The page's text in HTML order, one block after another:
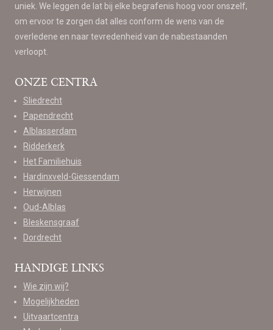
uniek. We leggen de lat bij elke begrafenis hoog voor onszelf,
om ervoor te zorgen dat alles conform de wens van de
overledene en naar tevredenheid van de nabestaanden
verloopt.
ONZE CENTRA
Sliedrecht
Papendrecht
Alblasserdam
Ridderkerk
Het Familiehuis
Hardinxveld-Giessendam
Herwijnen
Oud-Alblas
Bleskensgraaf
Dordrecht
HANDIGE LINKS
Wie zijn wij?
Mogelijkheden
Uitvaartcentra